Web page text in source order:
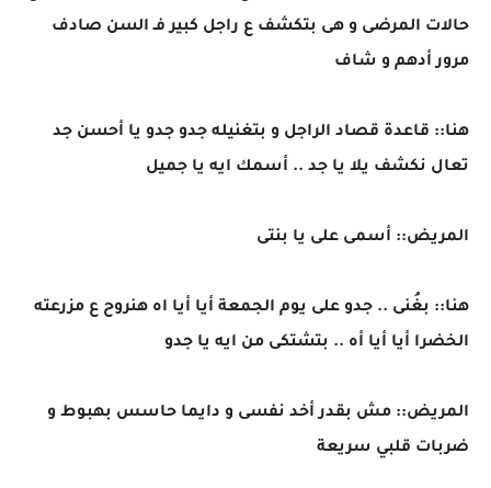
حالات المرضى و هى بتكشف ع راجل كبير فـ السن صادف
مرور أدهم و شاف
هنا:: قاعدة قصاد الراجل و بتغنيله جدو جدو يا أحسن جد
تعال نكشف يلا يا جد .. أسمك ايه يا جميل
المريض:: أسمى على يا بنتى
هنا:: بغُنى .. جدو على يوم الجمعة أيا أيا اه هنروح ع مزرعته
الخضرا أيا أيا أه .. بتشتكى من ايه يا جدو
المريض:: مش بقدر أخد نفسى و دايما حاسس بهبوط و
ضربات قلبي سريعة